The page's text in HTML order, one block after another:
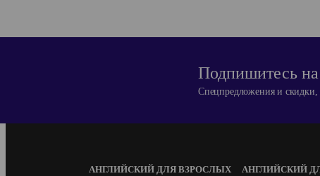
Подпишитесь
Спецпредложения и скидки,
АНГЛИЙСКИЙ ДЛЯ ВЗРОСЛЫХ АНГЛИЙСКИЙ